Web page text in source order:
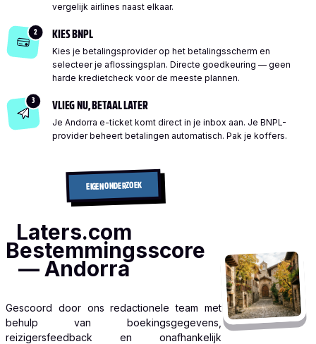
vergelijk airlines naast elkaar.
2 KIES BNPL
Kies je betalingsprovider op het betalingsscherm en
selecteer je aflossingsplan. Directe goedkeuring — geen
harde kredietcheck voor de meeste plannen.
3 VLIEG NU, BETAAL LATER
Je Andorra e-ticket komt direct in je inbox aan. Je BNPL-
provider beheert betalingen automatisch. Pak je koffers.
EIGEN ONDERZOEK
Laters.com
Bestemmingsscore
— Andorra
Gescoord door ons redactionele team met
behulp van boekingsgegevens,
reizigersfeedback en onafhankelijk